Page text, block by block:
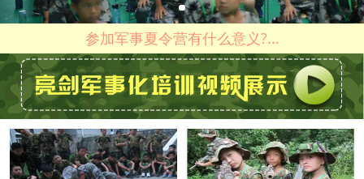
参加军事夏令营有什么意义?...